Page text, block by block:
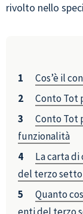
rivolto nello
Cos’è il
Conto Tot
Conto Tot
funzionalità
La carta
del terzo
Quanto